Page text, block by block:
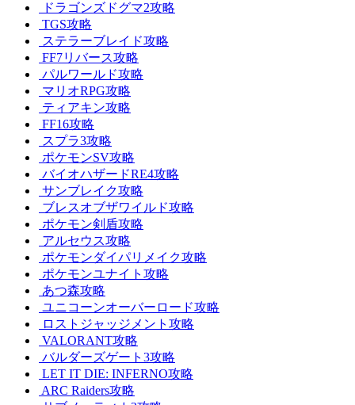
ドラゴンズドグマ2攻略
TGS攻略
ステラーブレイド攻略
FF7リバース攻略
パルワールド攻略
マリオRPG攻略
ティアキン攻略
FF16攻略
スプラ3攻略
ポケモンSV攻略
バイオハザードRE4攻略
サンブレイク攻略
ブレスオブザワイルド攻略
ポケモン剣盾攻略
アルセウス攻略
ポケモンダイパリメイク攻略
ポケモンユナイト攻略
あつ森攻略
ユニコーンオーバーロード攻略
ロストジャッジメント攻略
VALORANT攻略
バルダーズゲート3攻略
LET IT DIE: INFERNO攻略
ARC Raiders攻略